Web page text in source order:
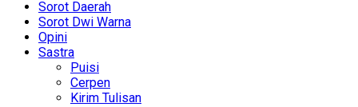
Sorot Daerah
Sorot Dwi Warna
Opini
Sastra
Puisi
Cerpen
Kirim Tulisan